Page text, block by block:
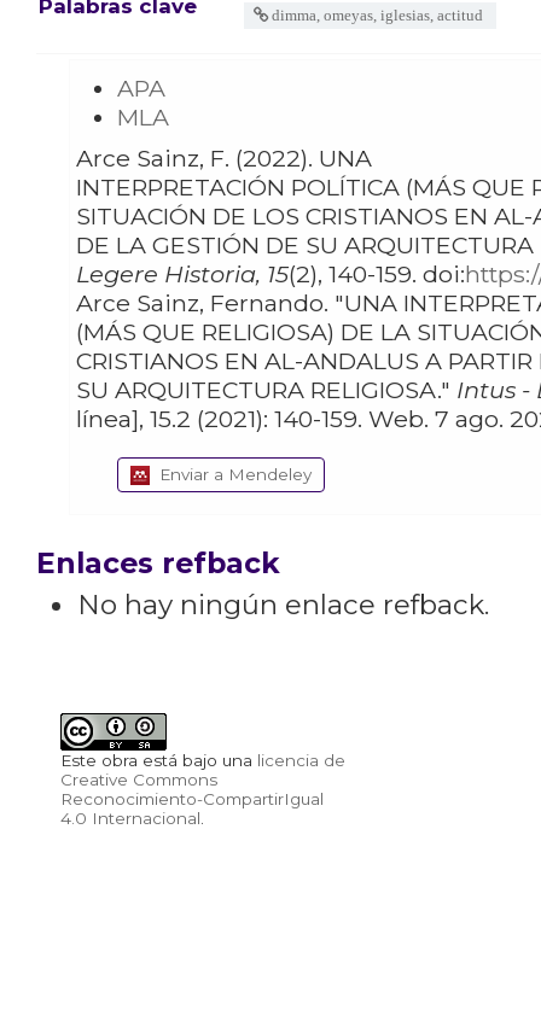
Palabras clave dimma, omeyas, iglesias, actitud
APA
MLA
Arce Sainz, F. (2022). UNA
INTERPRETACIÓN POLÍTICA (MÁS QUE
SITUACIÓN DE LOS CRISTIANOS EN
DE LA GESTIÓN DE SU
Legere Historia, 15
(2), 140-159. doi:
Arce Sainz, Fernando. "UNA INTERPRETACIÓN POLÍTICA
(MÁS QUE RELIGIOSA) DE LA SITUACIÓN DE LOS
CRISTIANOS EN AL-ANDALUS A PARTIR DE LA GESTIÓN DE
SU ARQUITECTURA RELIGIOSA." Intus -
línea], 15.2 (2021): 140-159. Web.
Enviar a Mendeley
Enlaces refback
No hay ningún enlace refback.
Este obra está bajo una licencia de
Creative Commons
Reconocimiento-CompartirIgual
4.0 Internacional